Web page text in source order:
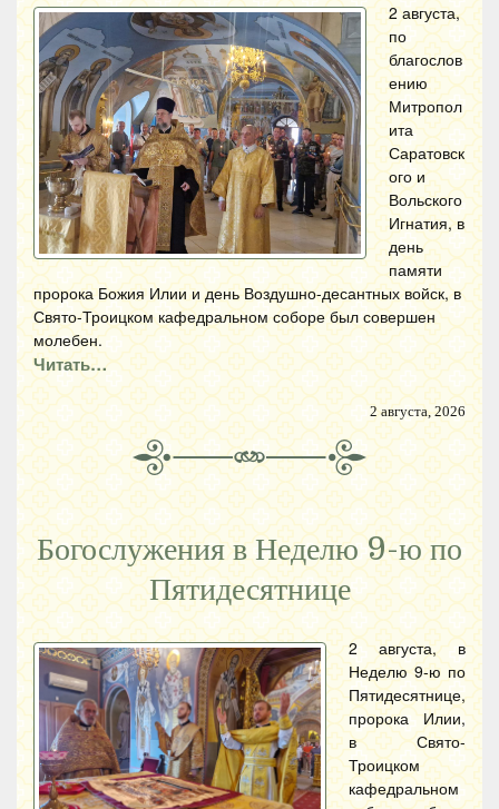
2 августа,
по
благослов
ению
Митропол
ита
Саратовск
ого и
Вольского
Игнатия, в
день
памяти
пророка Божия Илии и день Воздушно-десантных войск, в
Свято-Троицком кафедральном соборе был совершен
молебен.
Читать…
2 августа, 2026
Богослужения в Неделю 9-ю по
Пятидесятнице
2 августа, в
Неделю 9-ю по
Пятидесятнице,
пророка Илии,
в Свято-
Троицком
кафедральном